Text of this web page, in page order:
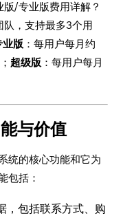
版/专业版费用详解？
队，支持最多3个用
业版 ：每用户每月约
超级版 ：每用户每月
与价值
统的核心功能和它为
包括：
，包括联系方式、购